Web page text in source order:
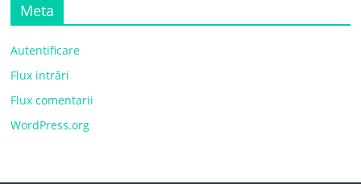
Meta
Autentificare
Flux intrări
Flux comentarii
WordPress.org